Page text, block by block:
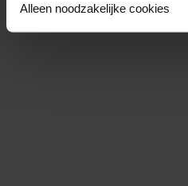
Alleen noodzakelijke cookies